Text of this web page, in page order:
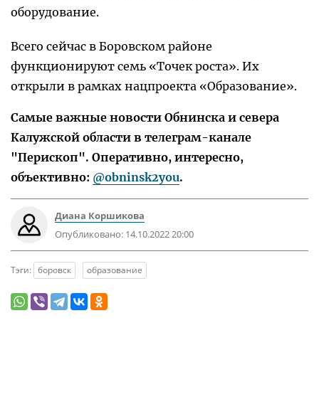
оборудование.
Всего сейчас в Боровском районе
функционируют семь «Точек роста». Их
открыли в рамках нацпроекта «Образование».
Самые важные новости Обнинска и севера
Калужской области в телеграм-канале
"Перископ". Оперативно, интересно,
объективно: @obninsk2you.
Диана Коршикова
Опубликовано: 14.10.2022 20:00
Тэги: боровск образование